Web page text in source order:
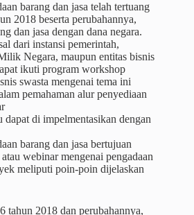
barang dan jasa telah tertuang
2018 beserta perubahannya,
dan jasa dengan dana negara.
dari instansi pemerintah,
Negara, maupun entitas bisnis
ikuti program workshop
swasta mengenai tema ini
pemahaman alur penyediaan
dapat di impelmentasikan dengan
barang dan jasa bertujuan
webinar mengenai pengadaan
meliputi poin-poin dijelaskan
tahun 2018 dan perubahannya,